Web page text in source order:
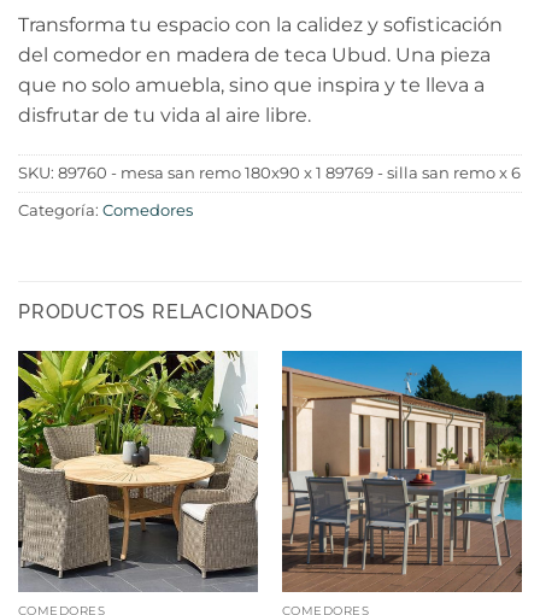
Transforma tu espacio con la calidez y sofisticación
del comedor en madera de teca Ubud. Una pieza
que no solo amuebla, sino que inspira y te lleva a
disfrutar de tu vida al aire libre.
SKU: 89760 - mesa san remo 180x90 x 1 89769 - silla san remo x 6
Categoría: Comedores
PRODUCTOS RELACIONADOS
COMEDORES COMEDORES